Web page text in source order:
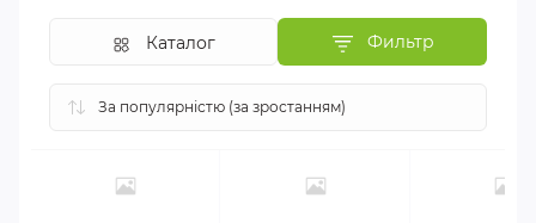
Каталог Фильтр